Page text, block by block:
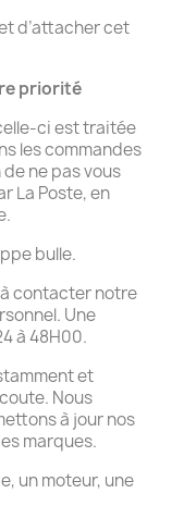
d’attacher cet
priorité
ci est traitée
les commandes
ne pas vous
La Poste, en
bulle.
contacter notre
Une
à 48H00.
et
Nous
à jour nos
marques.
un moteur, une